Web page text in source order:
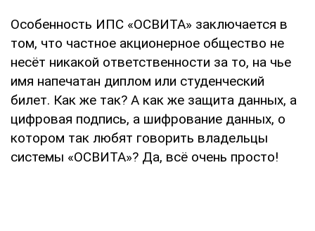
Особенность ИПС «ОСВИТА» заключается в
том, что частное акционерное общество не
несёт никакой ответственности за то, на чье
имя напечатан диплом или студенческий
билет. Как же так? А как же защита данных, а
цифровая подпись, а шифрование данных, о
котором так любят говорить владельцы
системы «ОСВИТА»? Да, всё очень просто!